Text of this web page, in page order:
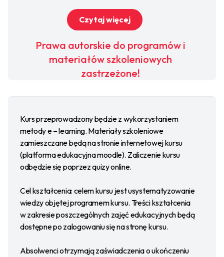
pracujących w szkołach, które chcą rozwijać swoje kompetencje
zgodnie z aktualnymi wymaganiami programowymi.
Czytaj więcej
Prawa autorskie do programów i
materiałów szkoleniowych
zastrzeżone!
Kurs przeprowadzony będzie z wykorzystaniem
metody e – learning. Materiały szkoleniowe
zamieszczane będą na stronie internetowej kursu
(platforma edukacyjna moodle). Zaliczenie kursu
odbędzie się poprzez quizy online.
Cel kształcenia: celem kursu jest usystematyzowanie
wiedzy objętej programem kursu. Treści kształcenia
w zakresie poszczególnych zajęć edukacyjnych będą
dostępne po zalogowaniu się na stronę kursu.
Absolwenci otrzymają zaświadczenia o ukończeniu